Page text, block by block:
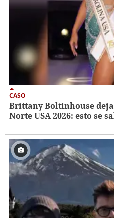
CASO
Brittany Boltinhouse
Norte USA 2026: esto se